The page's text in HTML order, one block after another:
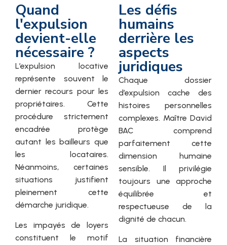
Quand
l'expulsion
devient-elle
nécessaire ?
L’expulsion locative
représente souvent le
dernier recours pour les
propriétaires. Cette
procédure strictement
encadrée protège
autant les bailleurs que
les locataires.
Néanmoins, certaines
situations justifient
pleinement cette
démarche juridique.
Les impayés de loyers
constituent le motif
Les défis
humains
derrière les
aspects
juridiques
Chaque dossier
d’expulsion cache des
histoires personnelles
complexes. Maître David
BAC comprend
parfaitement cette
dimension humaine
sensible. Il privilégie
toujours une approche
équilibrée et
respectueuse de la
dignité de chacun.
La situation financière